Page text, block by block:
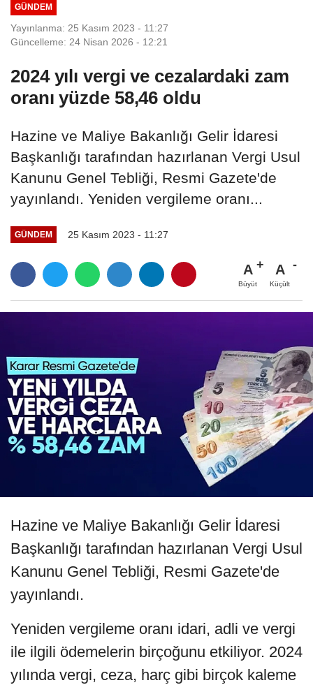
GÜNDEM
Yayınlanma: 25 Kasım 2023 - 11:27
Güncelleme: 24 Nisan 2026 - 12:21
2024 yılı vergi ve cezalardaki zam
oranı yüzde 58,46 oldu
Hazine ve Maliye Bakanlığı Gelir İdaresi
Başkanlığı tarafından hazırlanan Vergi Usul
Kanunu Genel Tebliği, Resmi Gazete'de
yayınlandı. Yeniden vergileme oranı...
GÜNDEM 25 Kasım 2023 - 11:27
A
Büyüt
A
Küçült
Hazine ve Maliye Bakanlığı Gelir İdaresi
Başkanlığı tarafından hazırlanan Vergi Usul
Kanunu Genel Tebliği, Resmi Gazete'de
yayınlandı.
Yeniden vergileme oranı idari, adli ve vergi
ile ilgili ödemelerin birçoğunu etkiliyor. 2024
yılında vergi, ceza, harç gibi birçok kaleme